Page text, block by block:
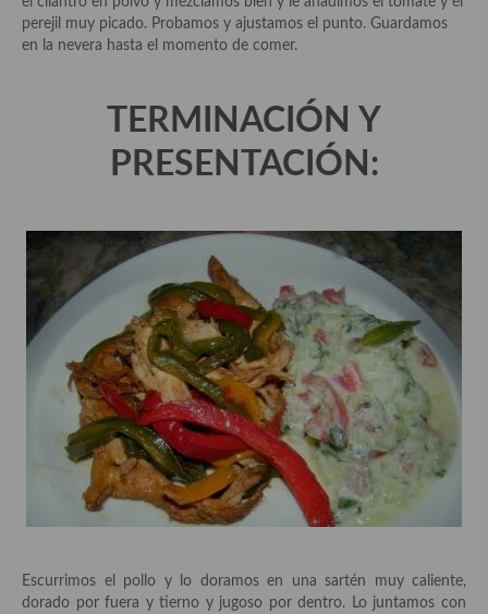
Cocina Azerí (Azerbaiyán)
Cocina de Tunez
Cocina Oriental
Cocina Japonesa
Cocina Vietnamita
Cocina camboyana
Cocina Coreana
Cocina HIndú
Cocina China
Cocina del Pacifico
Cocina de Hawái
perejil muy picado. Probamos y ajustamos el punto. Guardamos
en la nevera hasta el momento de comer.
TERMINACIÓN Y
PRESENTACIÓN:
Escurrimos el pollo y lo doramos en una sartén muy caliente,
dorado por fuera y tierno y jugoso por dentro. Lo juntamos con